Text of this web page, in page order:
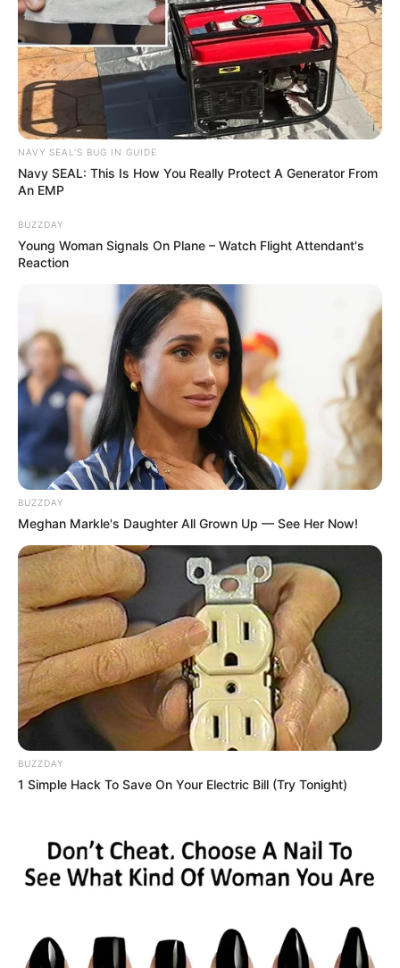
NAVY SEAL'S BUG IN GUIDE
Navy SEAL: This Is How You Really Protect A Generator From
An EMP
BUZZDAY
Young Woman Signals On Plane – Watch Flight Attendant's
Reaction
BUZZDAY
Meghan Markle's Daughter All Grown Up — See Her Now!
BUZZDAY
1 Simple Hack To Save On Your Electric Bill (Try Tonight)